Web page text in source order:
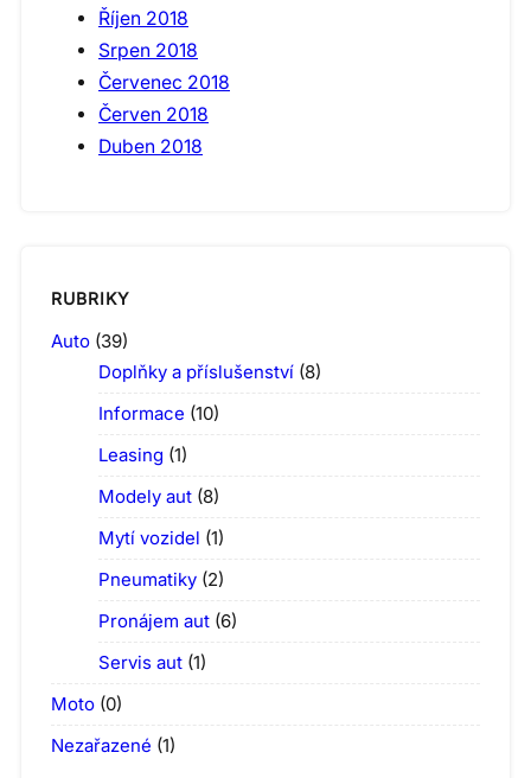
Říjen 2018
Srpen 2018
Červenec 2018
Červen 2018
Duben 2018
RUBRIKY
Auto (39)
Doplňky a příslušenství (8)
Informace (10)
Leasing (1)
Modely aut (8)
Mytí vozidel (1)
Pneumatiky (2)
Pronájem aut (6)
Servis aut (1)
Moto (0)
Nezařazené (1)